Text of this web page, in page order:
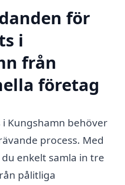
för
i
från
företag
Kungshamn behöver
process. Med
enkelt samla in tre
pålitliga